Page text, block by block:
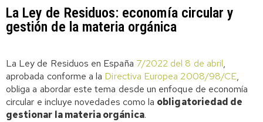
La Ley de Residuos: economía circular y
gestión de la materia orgánica
La Ley de Residuos en España 7/2022 del 8 de abril,
aprobada conforme a la Directiva Europea 2008/98/CE,
obliga a abordar este tema desde un enfoque de economía
circular e incluye novedades como la obligatoriedad de
gestionar la materia orgánica.